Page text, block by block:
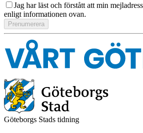
Jag har läst och förstått att min
enligt informationen ovan.
Göteborgs Stads tidning